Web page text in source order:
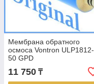
Мембрана обратного
осмоса Vontron ULP1812-
50 GPD
11 750 ₸